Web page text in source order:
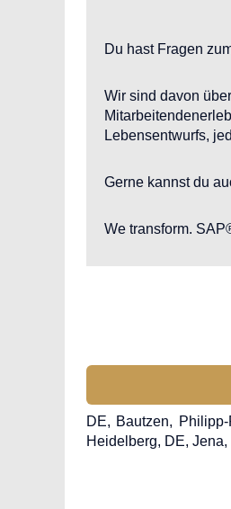
Du hast Fragen
Wir sind davon
Lebensentwurfs,
Gerne kannst du
We transform.
DE, Bautzen,
Heidelberg, DE,